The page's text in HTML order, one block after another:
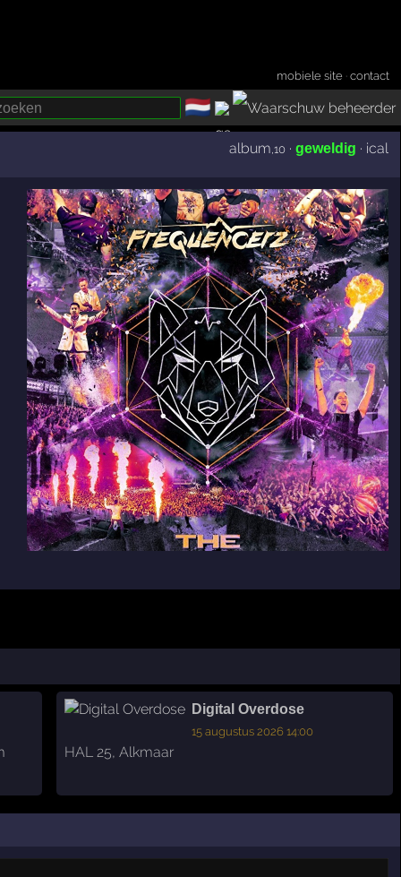
mobiele site ·contact
🇳🇱
album ,10 ·geweldig · ical
Digital Overdose
15 augustus 2026 14:00
HAL 25, Alkmaar